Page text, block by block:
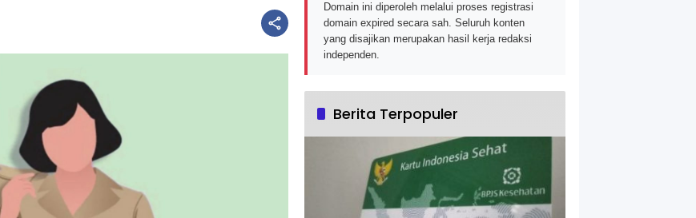
Domain ini diperoleh melalui proses registrasi
domain expired secara sah. Seluruh konten
yang disajikan merupakan hasil kerja redaksi
independen.
Berita Terpopuler